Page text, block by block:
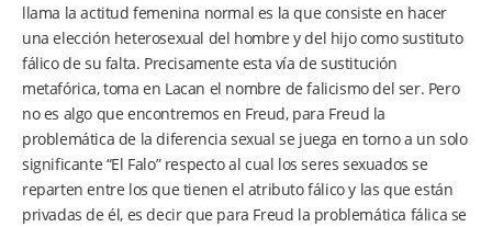
llama la actitud femenina normal es la que consiste en hacer
una elección heterosexual del hombre y del hijo como sustituto
fálico de su falta. Precisamente esta vía de sustitución
metafórica, toma en Lacan el nombre de falicismo del ser. Pero
no es algo que encontremos en Freud, para Freud la
problemática de la diferencia sexual se juega en torno a un solo
significante “El Falo” respecto al cual los seres sexuados se
reparten entre los que tienen el atributo fálico y las que están
privadas de él, es decir que para Freud la problemática fálica se